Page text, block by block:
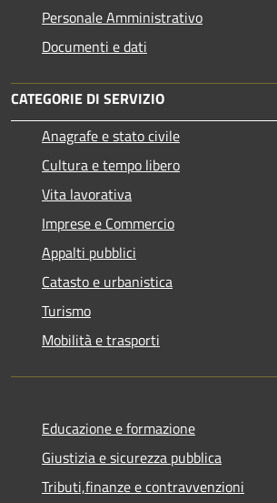
Personale Amministrativo
Documenti e dati
CATEGORIE DI SERVIZIO
Anagrafe e stato civile
Cultura e tempo libero
Vita lavorativa
Imprese e Commercio
Appalti pubblici
Catasto e urbanistica
Turismo
Mobilità e trasporti
Educazione e formazione
Giustizia e sicurezza pubblica
Tributi,finanze e contravvenzioni